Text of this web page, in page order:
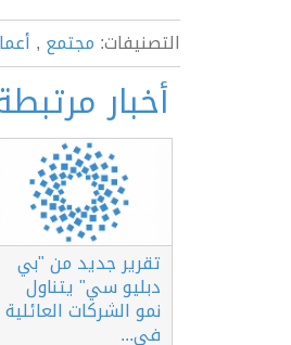
التصنيفات: مجتمع ,
أخبار
تقرير جديد من "بي
دبليو سي" يتناول
نمو الشركات العائلية
في...